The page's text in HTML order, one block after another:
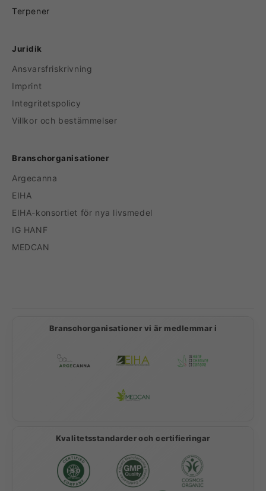
Terpener
Juridik
Ansvarsfriskrivning
Imprint
Integritetspolicy
Villkor och bestämmelser
Branschorganisationer
Argecanna
EIHA
EIHA-konsortiet för nya livsmedel
IG HANF
MEDCAN
Branschorganisationer vi är medlemmar i
Kvalitetsstandarder och certifieringar